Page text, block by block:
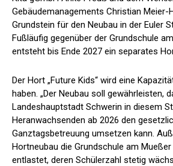
Gebäudemanagements Christian Meier-
Grundstein für den Neubau in der Euler
Fußläufig gegenüber der Grundschule
entsteht bis Ende 2027 ein separates
Der Hort „Future Kids“ wird eine
haben. „Der Neubau soll gewährleisten,
Landeshauptstadt Schwerin in diesem
Heranwachsenden ab 2026 den
Ganztagsbetreuung umsetzen kann.
Hortneubau die Grundschule am
entlastet, deren Schülerzahl stetig